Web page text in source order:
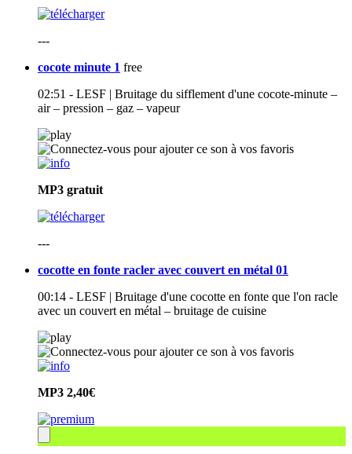
---
cocote minute 1 free
02:51 - LESF | Bruitage du sifflement d'une cocote-minute –
air – pression – gaz – vapeur
MP3 gratuit
---
cocotte en fonte racler avec couvert en métal 01
00:14 - LESF | Bruitage d'une cocotte en fonte que l'on racle
avec un couvert en métal – bruitage de cuisine
MP3 2,40€